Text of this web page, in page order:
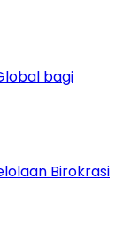
bagi
Birokrasi